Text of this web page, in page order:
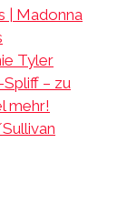
| Madonna
Tyler
– zu
mehr!